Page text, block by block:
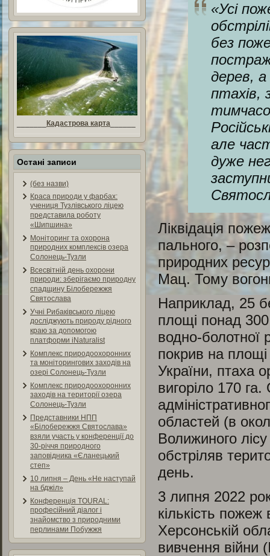
Кадастрова карта
Остані записи
(без назви)
Краса природи у фарбах:
учениця Тузлівського ліцею
представила роботу
«Шипшина»
Моніторинг та охорона
природних комплексів озера
Солонець-Тузли
Всесвітній день охорони
природи: зберігаємо природну
спадщину Білобережжя
Святослава
Учні Рибаківського ліцею
досліджують природу рідного
краю за допомогою
платформи iNaturalist
Комплекс природоохоронних
та моніторингових заходів на
озері Солонець-Тузли
Комплекс природоохоронних
заходів на території озера
Солонець-Тузли
Представники НПП
«Білобережжя Святослава»
взяли участь у конференції до
30-річчя природного
заповідника «Єланецький
степ»
10 липня – День «Не наступай
на бджіл»
Конференція TOURAL:
професійний діалог і
знайомство з природними
перлинами Побужжя
«Усі
без
дерев,
птахів,
але
дуже
Ліквідація
пального, –
природних
Мац. Тому
Наприклад, 25
площі понад
водно-болотної
покрив на площі
України, птаха
вигоріло 170
областей (в
Волижиного
обстріляв
день.
3 липня 2022
кількість пожеж
Херсонській
вивчення війни